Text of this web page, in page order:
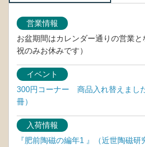
営業情報
お盆期間はカレンダー通りの営業と
祝のみお休みです）
イベント
300円コーナー 商品入れ替えまし
冊）
入荷情報
『肥前陶磁の編年1 』（近世陶磁研